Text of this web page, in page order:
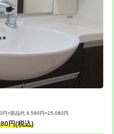
格です。
）使
33,000円
）使
銅
)
44,000円
銅
)
し作
33,000円
掃・修
業）
11,000円
掃・修
業）
22,000円
掃・修
作業）
33,000円
円+部品代 8,580円=25,080円
円(税込)